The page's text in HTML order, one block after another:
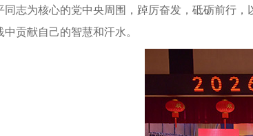
同志为核心的党中央周围，踔厉奋发，砥砺前行
中贡献自己的智慧和汗水。